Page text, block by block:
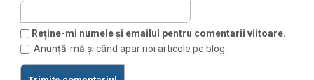
Reține-mi numele și emailul pentru comentarii viitoare.
Anunță-mă și când apar noi articole pe blog.